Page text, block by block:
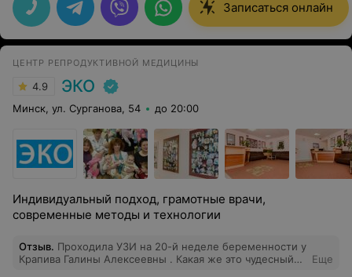
рекомендации. Рекомендую этого доктора, не
пожалеете
Записаться онлайн
ЦЕНТР РЕПРОДУКТИВНОЙ МЕДИЦИНЫ
4.9 ЭКО
Минск, ул. Сурганова, 54 до 20:00
Индивидуальный подход, грамотные врачи,
современные методы и технологии
Отзыв. Проходила УЗИ на 20-й неделе беременности у
Крапива Галины Алексеевны . Какая же это чудесный
Еще